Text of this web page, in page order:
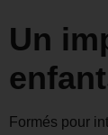
Un
Formés pour